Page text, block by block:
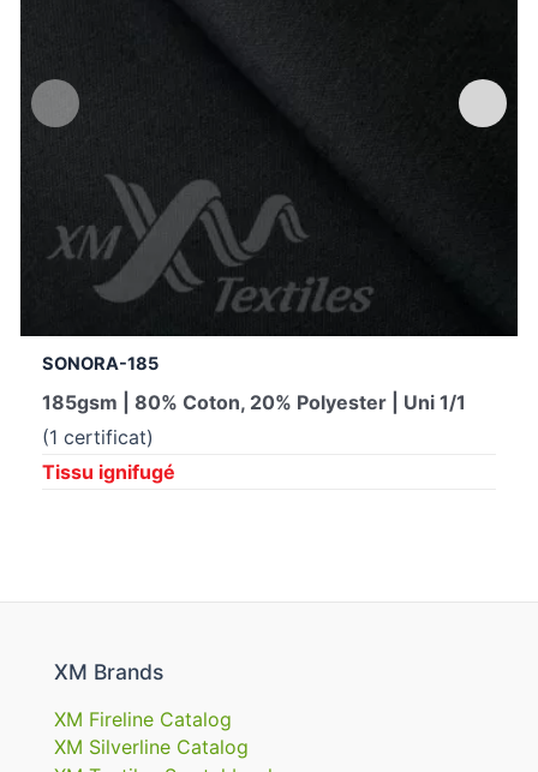
SONORA-185
185gsm | 80% Coton, 20% Polyester | Uni 1/1
(1 certificat)
Tissu ignifugé
XM Brands
XM Fireline Catalog
XM Silverline Catalog